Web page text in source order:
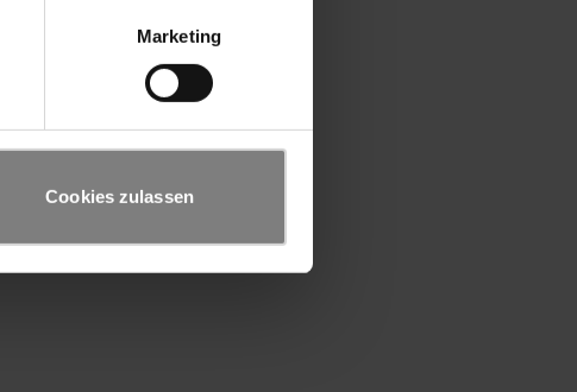
Marketing
Cookies zulassen